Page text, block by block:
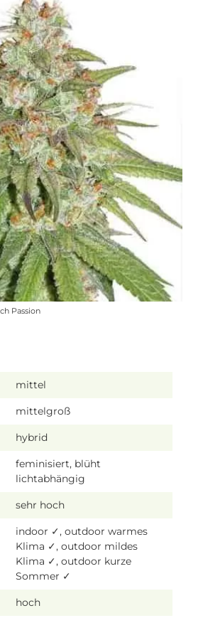
Passion
mittel
mittelgroß
hybrid
feminisiert, blüht
lichtabhängig
sehr hoch
indoor ✓, outdoor warmes
Klima ✓, outdoor mildes
Klima ✓, outdoor kurze
Sommer ✓
hoch